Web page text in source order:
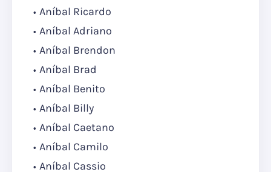
Aníbal Ricardo
Aníbal Adriano
Aníbal Brendon
Aníbal Brad
Aníbal Benito
Aníbal Billy
Aníbal Caetano
Aníbal Camilo
Aníbal Cassio